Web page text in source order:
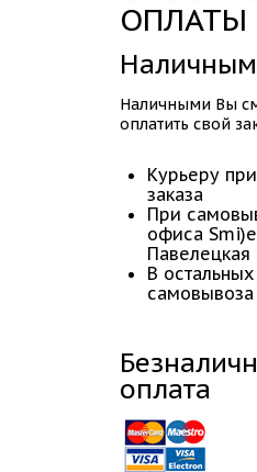
ОПЛАТЫ
Наличными Вы
оплатить свой
Курьеру
заказа
При
офиса
Павелецкая
В остальных
самовывоза
оплата